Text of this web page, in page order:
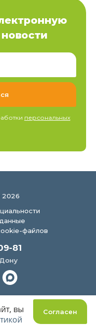
персональных
2026
файлов
81
Согласен
вы